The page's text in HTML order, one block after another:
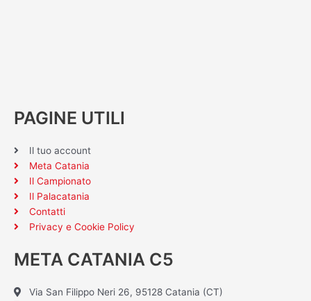
PAGINE UTILI
Il tuo account
Meta Catania
Il Campionato
Il Palacatania
Contatti
Privacy e Cookie Policy
META CATANIA C5
Via San Filippo Neri 26, 95128 Catania (CT)